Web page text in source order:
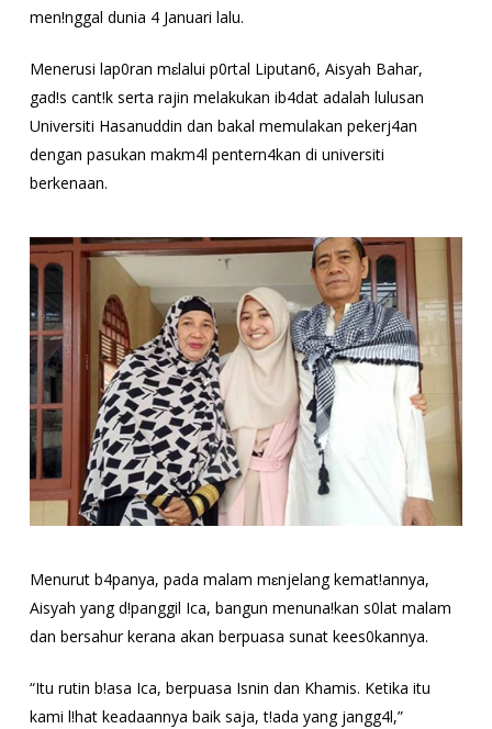
men!nggal dunia 4 Januari lalu.
Menerusi lap0ran mɛlalui p0rtal Liputan6, Aisyah Bahar,
gad!s cant!k serta rajin melakukan ib4dat adalah lulusan
Universiti Hasanuddin dan bakal memulakan pekerj4an
dengan pasukan makm4l pentern4kan di universiti
berkenaan.
Menurut b4panya, pada malam mɛnjelang kemat!annya,
Aisyah yang d!panggil Ica, bangun menuna!kan s0lat malam
dan bersahur kerana akan berpuasa sunat kees0kannya.
“Itu rutin b!asa Ica, berpuasa Isnin dan Khamis. Ketika itu
kami l!hat keadaannya baik saja, t!ada yang jangg4l,”